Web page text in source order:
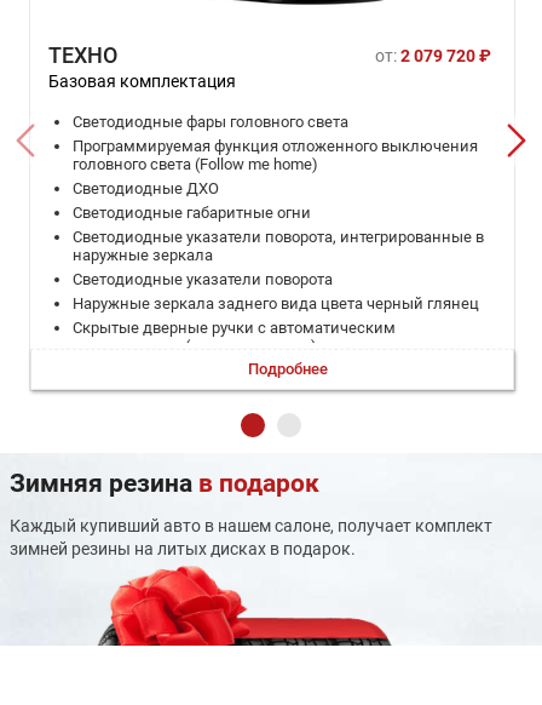
ТЕХНО от:2 079 720 ₽
Базовая комплектация
Светодиодные фары головного света
Программируемая функция отложенного выключения
головного света (Follow me home)
Светодиодные ДХО
Светодиодные габаритные огни
Светодиодные указатели поворота, интегрированные в
наружные зеркала
Светодиодные указатели поворота
Наружные зеркала заднего вида цвета черный глянец
Скрытые дверные ручки с автоматическим
выдвижением (передние двери)
Скрытые задние рукоятки дверей цвета черный глянец
Задний спойлер
Дополнительный светодиодный стоп-сигнал в задней
Подсветка заднего номерного знака
Легкосплавные колесные диски R20
Сдвоенная система выхлопа
Механическая регулировка положения руля по высоте и
по вылету
Многофункциональное рулевое колесо с возможностью
управления мультимедиа
Подробнее
Зимняя резина в подарок
Каждый купивший авто в нашем салоне, получает комплект
зимней резины на литых дисках в подарок.